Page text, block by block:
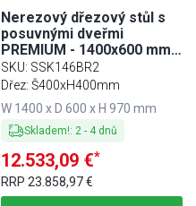
Nerezový dřezový stůl s
posuvnými dveřmi
PREMIUM - 1400x600 mm -
s 2 dřezy vpravo
SKU: SSK146BR2
Dřez: Š400xH400mm
W 1400 x D 600 x H 970 mm
Skladem!: 2 - 4 dnů
12.533,09 €*
RRP23.858,97 €